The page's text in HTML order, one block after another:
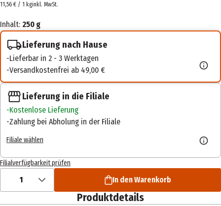
11,56 € / 1 kginkl. MwSt.
Inhalt: 250 g
Lieferung nach Hause
Lieferbar in 2 - 3 Werktagen
Versandkostenfrei ab 49,00 €
Lieferung in die Filiale
Kostenlose Lieferung
Zahlung bei Abholung in der Filiale
Filiale wählen
Filialverfügbarkeit prüfen
1 In den Warenkorb
Produktdetails